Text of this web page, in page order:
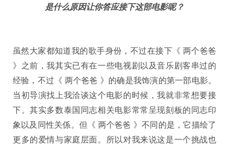
是什么原因让你答应接下这部电影呢？
虽然大家都知道我的歌手身份，不过在接下《 两个爸爸
》之前，我其实已有在一些电视剧以及音乐剧客串过的
经验，不过《 两个爸爸 》的确是我饰演的第一部电影。
当初导演找上我洽谈这个电影的时候，我就非常想要接
下。其实多数泰国同志相关电影常常呈现刻板的同志印
象以及同性关係。但《 两个爸爸 》不同的是，它描绘了
更多的爱情与家庭层面。所以对我来说这是一个挑战也